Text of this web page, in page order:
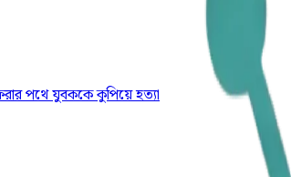
পথে যুবককে কুপিয়ে হত্যা